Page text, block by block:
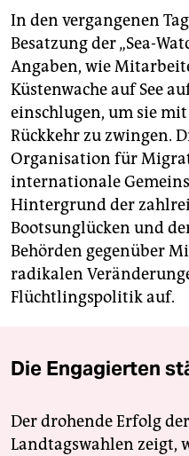
In den vergangenen
Besatzung der „Sea-
Angaben, wie
Küstenwache auf See
einschlugen, um sie
Rückkehr zu zwingen.
Organisation für
internationale
Hintergrund der
Bootsunglücken und
Behörden gegenüber
radikalen
Flüchtlingspolitik auf.
Die Engagierten
Der drohende Erfolg
Landtagswahlen zeigt,